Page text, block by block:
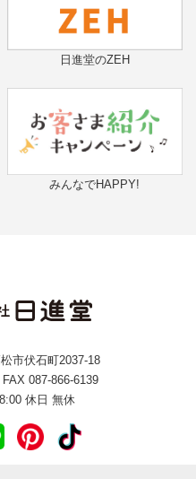
日進堂のZEH
みんなでHAPPY!
市伏石町2037-18
FAX 087-866-6139
休日 無休